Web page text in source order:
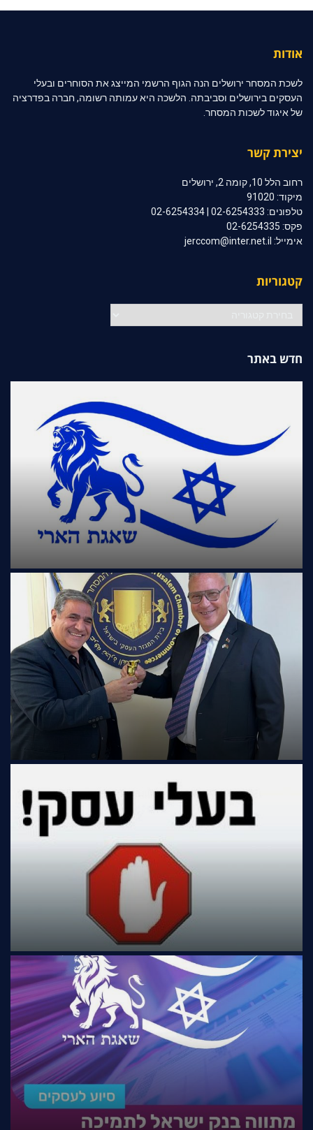
אודות
לשכת המסחר ירושלים הנה הגוף הרשמי המייצג את הסוחרים ובעלי
העסקים בירושלים וסביבתה. הלשכה היא עמותה רשומה, חברה בפדרציה
של איגוד לשכות המסחר.
יצירת קשר
רחוב הלל 10, קומה 2, ירושלים
מיקוד: 91020
טלפונים: 02-6254333 | 02-6254334
פקס: 02-6254335
אימייל: jerccom@inter.net.il
קטגוריות
חדש באתר